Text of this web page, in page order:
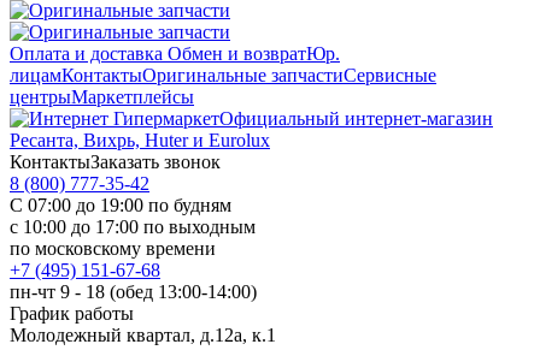
Оплата и доставка Обмен и возвратЮр.
лицамКонтактыОригинальные запчастиСервисные
центрыМаркетплейсы
Официальный интернет-магазин
Ресанта, Вихрь, Huter и Eurolux
КонтактыЗаказать звонок
8 (800) 777-35-42
С 07:00 до 19:00 по будням
с 10:00 до 17:00 по выходным
по московскому времени
+7 (495) 151-67-68
пн-чт 9 - 18 (обед 13:00-14:00)
График работы
Молодежный квартал, д.12а, к.1